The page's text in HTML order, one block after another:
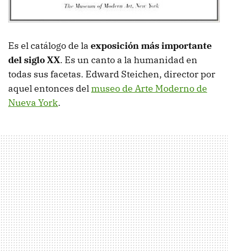
Es el catálogo de la exposición más importante
del siglo XX. Es un canto a la humanidad en
todas sus facetas. Edward Steichen, director por
aquel entonces delmuseo de Arte Moderno de
Nueva York.